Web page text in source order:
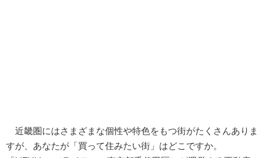
近畿圏にはさまざまな個性や特色をもつ街がたくさんありま
すが、あなたが「買って住みたい街」はどこですか。